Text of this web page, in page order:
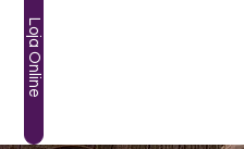
Loja Online